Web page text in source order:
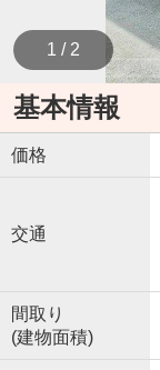
1 / 2
基本情報
価格
交通
間取り
(建物面積)